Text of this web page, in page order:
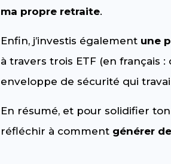
ma propre retraite.
Enfin, j’investis également une
à travers trois ETF (en français
enveloppe de sécurité qui
En résumé, et pour solidifier
réfléchir à comment générer